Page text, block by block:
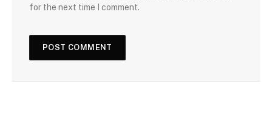
for the next time I comment.